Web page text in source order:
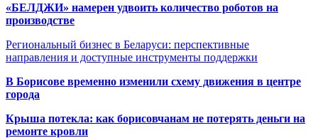
«БЕЛДЖИ» намерен удвоить количество роботов на
производстве
Региональный бизнес в Беларуси: перспективные
направления и доступные инструменты поддержки
В Борисове временно изменили схему движения в центре
города
Крыша потекла: как борисовчанам не потерять деньги на
ремонте кровли